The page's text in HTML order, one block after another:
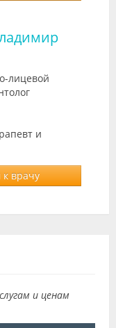
лицевой
и
врачу
и ценам